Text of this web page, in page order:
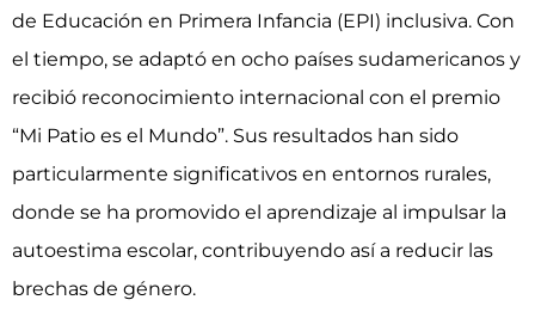
de Educación en Primera Infancia (EPI) inclusiva. Con
el tiempo, se adaptó en ocho países sudamericanos y
recibió reconocimiento internacional con el premio
“Mi Patio es el Mundo”. Sus resultados han sido
particularmente significativos en entornos rurales,
donde se ha promovido el aprendizaje al impulsar la
autoestima escolar, contribuyendo así a reducir las
brechas de género.